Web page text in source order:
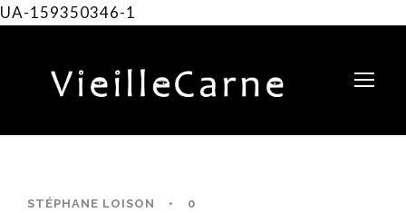
UA-159350346-1
STÉPHANE LOISON • 0